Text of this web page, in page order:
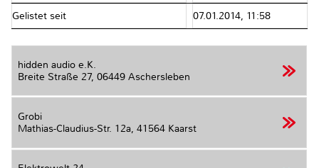
Gelistet seit 07.01.2014, 11:58
hidden audio e.K.
Breite Straße 27, 06449 Aschersleben
Grobi
Mathias-Claudius-Str. 12a, 41564 Kaarst